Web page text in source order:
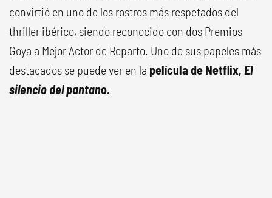
convirtió en uno de los rostros más respetados del
thriller ibérico, siendo reconocido con dos Premios
Goya a Mejor Actor de Reparto. Uno de sus papeles más
destacados se puede ver en la película de Netflix, El
silencio del pantano.